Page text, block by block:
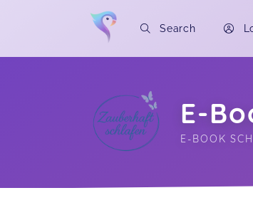
Search
E-
E-BOOK